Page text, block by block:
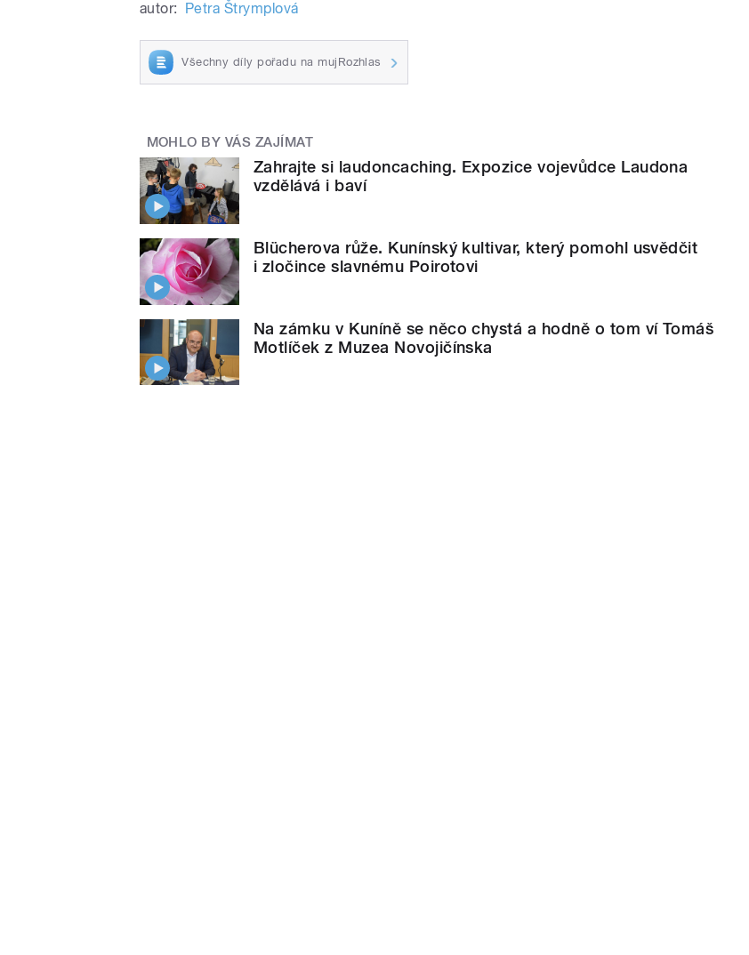
autor: Petra Štrymplová
Všechny díly pořadu na mujRozhlas
MOHLO BY VÁS ZAJÍMAT
Zahrajte si laudoncaching. Expozice vojevůdce Laudona
vzdělává i baví
Blücherova růže. Kunínský kultivar, který pomohl usvědčit
i zločince slavnému Poirotovi
Na zámku v Kuníně se něco chystá a hodně o tom ví Tomáš
Motlíček z Muzea Novojičínska